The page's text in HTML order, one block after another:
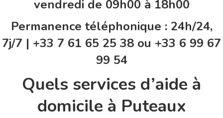
vendredi de 09h00 à 18h00
Permanence téléphonique : 24h/24,
7j/7 | +33 7 61 65 25 38 ou +33 6 99 67
99 54
Quels services d’aide à
domicile à Puteaux